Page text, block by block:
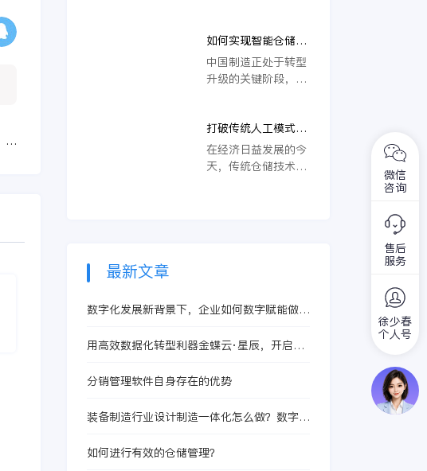
电商企业该如何做好仓储管理？专业仓储管理系统优势凸显
理，仓库产品能够及
时供应，信息查询方
便，从而可以让电商
企业的经营更加地顺
不过来，而且传统仓
储管理的拣货单都是
纸质的，拣货员需要
量大起来，不仅非常
容易出错，效率还非
常低下。在这种情况
下，利用数字化赋
如何实现智能仓储管
理？金蝶管易云是否
能带来积极助力
中国制造正处于转型
升级的关键阶段，随
国制造出海的关键之
一。制造业的精益高
效生产离不开系统的
打破传统人工模式，
仓储自动化管理促进
企业健康可持续发展
在经济日益发展的今
天，传统仓储技术已
最新文章
数字化发展新背景下，企业如何数字赋能做好
用高效数据化转型利器金蝶云·星辰，开启仓
分销管理软件自身存在的优势
装备制造行业设计制造一体化怎么做？数字化
如何进行有效的仓储管理？
微信
咨询
售后
服务
徐少春
个人号